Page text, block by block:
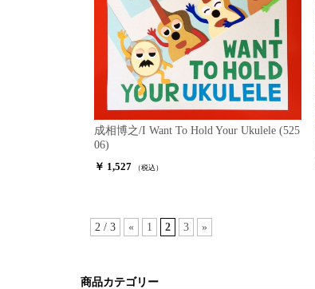
成相博之/I Want To Hold Your Ukulele (525
06)
￥ 1,527
（税込）
2 / 3 « 1 2 3 »
商品カテゴリー